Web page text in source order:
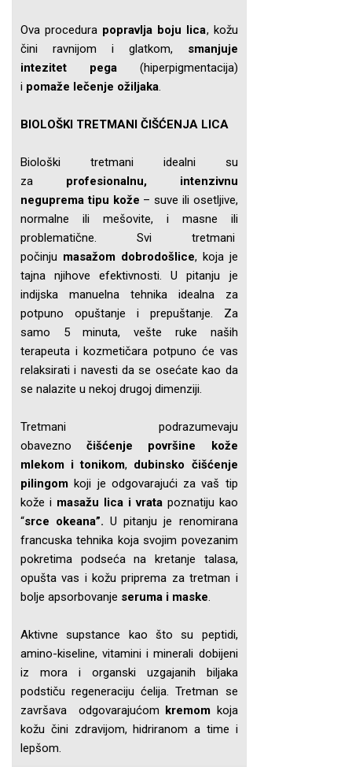
Ova procedura popravlja boju lica, kožu
čini ravnijom i glatkom, smanjuje
intezitet pega (hiperpigmentacija)
i pomaže lečenje ožiljaka.
BIOLOŠKI TRETMANI ČIŠĆENJA LICA
Biološki tretmani idealni su
za profesionalnu, intenzivnu
neguprema tipu kože – suve ili osetljive,
normalne ili mešovite, i masne ili
problematične. Svi tretmani
počinju masažom dobrodošlice, koja je
tajna njihove efektivnosti. U pitanju je
indijska manuelna tehnika idealna za
potpuno opuštanje i prepuštanje. Za
samo 5 minuta, vešte ruke naših
terapeuta i kozmetičara potpuno će vas
relaksirati i navesti da se osećate kao da
se nalazite u nekoj drugoj dimenziji.
Tretmani podrazumevaju
obaveznočišćenje površine kože
mlekom i tonikom, dubinsko čišćenje
pilingom koji je odgovarajući za vaš tip
kože i masažu lica i vratapoznatiju kao
“srce okeana”.U pitanju je renomirana
francuska tehnika koja svojim povezanim
pokretima podseća na kretanje talasa,
opušta vas i kožu priprema za tretman i
bolje apsorbovanje seruma i maske.
Aktivne supstance kao što su peptidi,
amino-kiseline, vitamini i minerali dobijeni
iz mora i organski uzgajanih biljaka
podstiču regeneraciju ćelija. Tretman se
završava odgovarajućom kremom koja
kožu čini zdravijom, hidriranom a time i
lepšom.